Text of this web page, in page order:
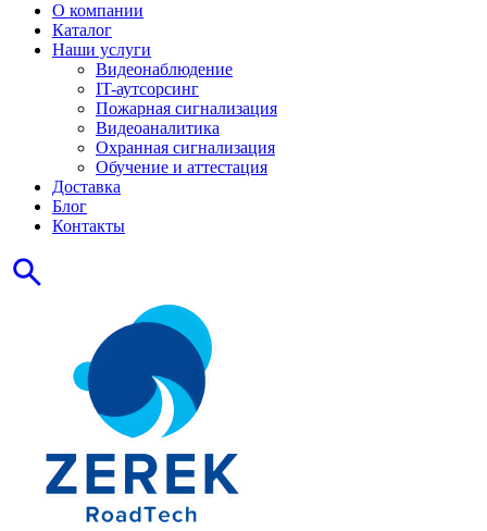
О компании
Каталог
Наши услуги
Видеонаблюдение
IT-аутсорсинг
Пожарная сигнализация
Видеоаналитика
Охранная сигнализация
Обучение и аттестация
Доставка
Блог
Контакты